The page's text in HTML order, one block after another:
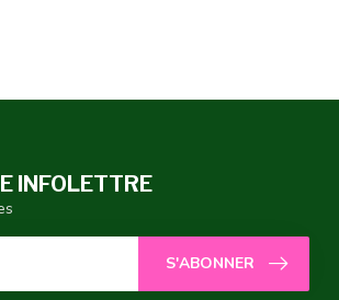
INFOLETTRE
S'ABONNER